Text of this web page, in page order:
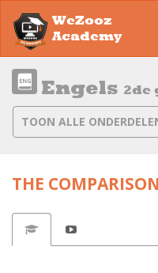
WeZooz
Academy
Engels 2de
TOON ALLE
THE COMPARISON